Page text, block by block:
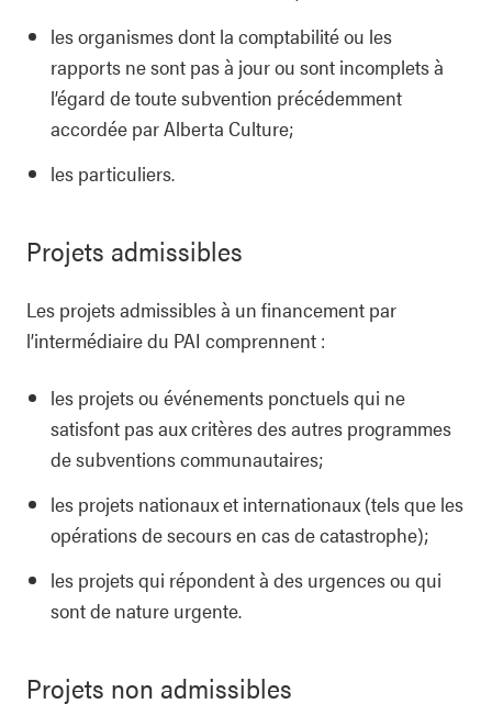
les organismes dont la comptabilité ou les
rapports ne sont pas à jour ou sont incomplets à
l’égard de toute subvention précédemment
accordée par Alberta Culture;
les particuliers.
Projets admissibles
Les projets admissibles à un financement par
l’intermédiaire du PAI comprennent :
les projets ou événements ponctuels qui ne
satisfont pas aux critères des autres programmes
de subventions communautaires;
les projets nationaux et internationaux (tels que les
opérations de secours en cas de catastrophe);
les projets qui répondent à des urgences ou qui
sont de nature urgente.
Projets non admissibles